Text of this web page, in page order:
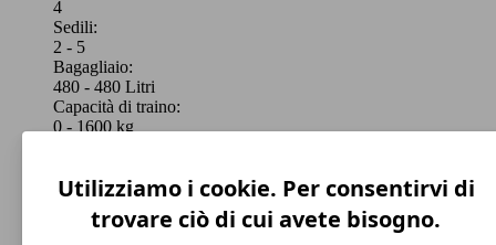
Giulia 2.0 t Estrema Q4 280cv auto
206 KW
(280 PS)
4
Sedili:
2 - 5
Bagagliaio:
480 - 480 Litri
Capacità di traino:
0 - 1600 kg
Utilizziamo i cookie. Per consentirvi di
trovare ciò di cui avete bisogno.